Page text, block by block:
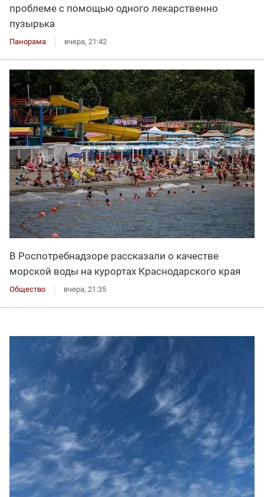
проблеме с помощью одного лекарственно
пузырька
Панорама вчера, 21:42
В Роспотребнадзоре рассказали о качестве
морской воды на курортах Краснодарского края
Общество вчера, 21:35